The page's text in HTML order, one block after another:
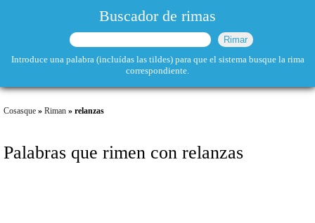
Buscador de rimas
Introduce una palabra (incluídas las tildes) para que el sistema busque la rima
correspondiente.
Cosasque » Riman » relanzas
Palabras que rimen con relanzas